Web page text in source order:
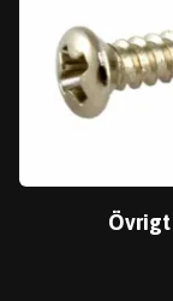
Övrigt